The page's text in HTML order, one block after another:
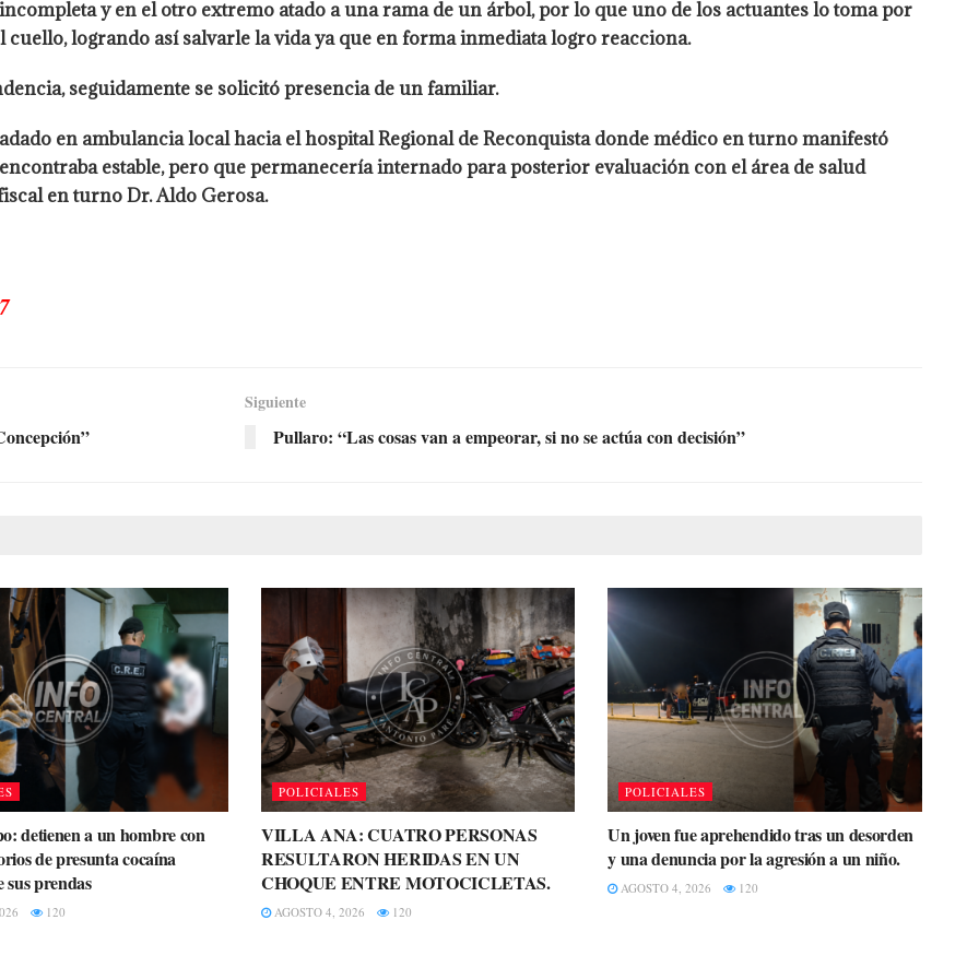
y en el otro extremo atado a una rama de un árbol, por lo que uno de los actuantes lo toma por
cuello, logrando así salvarle la vida ya que en forma inmediata logro reacciona.
seguidamente se solicitó presencia de un familiar.
en ambulancia local hacia el hospital Regional de Reconquista donde médico en turno manifestó
estable, pero que permanecería internado para posterior evaluación con el área de salud
en turno Dr. Aldo Gerosa.
Siguiente
Pullaro: “Las cosas van a empeorar, si no se actúa con decisión”
detienen a un hombre con
de presunta cocaína
sus prendas
120
POLICIALES
VILLA ANA: CUATRO PERSONAS
RESULTARON HERIDAS EN UN
CHOQUE ENTRE MOTOCICLETAS.
AGOSTO 4, 2026 120
POLICIALES
Un joven fue aprehendido tras un desorden
y una denuncia por la agresión a un niño.
AGOSTO 4, 2026 120